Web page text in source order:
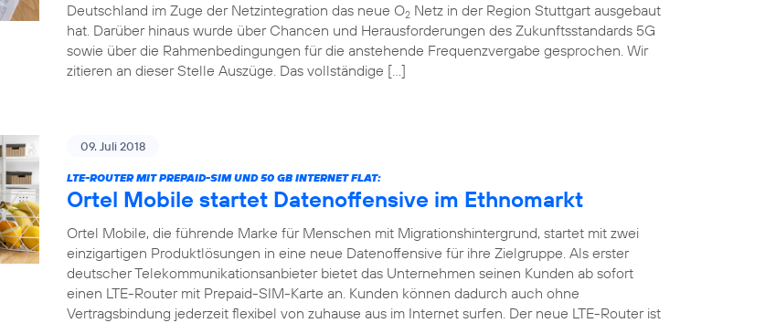
Deutschland im Zuge der Netzintegration das neue O2 Netz in der Region Stuttgart ausgebaut
hat. Darüber hinaus wurde über Chancen und Herausforderungen des Zukunftsstandards 5G
sowie über die Rahmenbedingungen für die anstehende Frequenzvergabe gesprochen. Wir
zitieren an dieser Stelle Auszüge. Das vollständige […]
09. Juli 2018
LTE-ROUTER MIT PREPAID-SIM UND 50 GB INTERNET FLAT:
Ortel Mobile startet Datenoffensive im Ethnomarkt
Ortel Mobile, die führende Marke für Menschen mit Migrationshintergrund, startet mit zwei
einzigartigen Produktlösungen in eine neue Datenoffensive für ihre Zielgruppe. Als erster
deutscher Telekommunikationsanbieter bietet das Unternehmen seinen Kunden ab sofort
einen LTE-Router mit Prepaid-SIM-Karte an. Kunden können dadurch auch ohne
Vertragsbindung jederzeit flexibel von zuhause aus im Internet surfen. Der neue LTE-Router ist